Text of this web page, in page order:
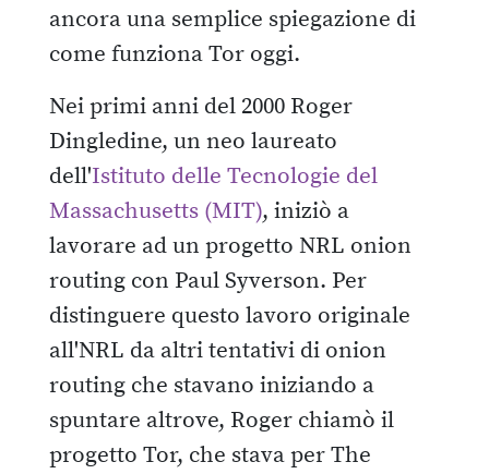
ancora una semplice spiegazione di
come funziona Tor oggi.
Nei primi anni del 2000 Roger
Dingledine, un neo laureato
dell'Istituto delle Tecnologie del
Massachusetts (MIT), iniziò a
lavorare ad un progetto NRL onion
routing con Paul Syverson. Per
distinguere questo lavoro originale
all'NRL da altri tentativi di onion
routing che stavano iniziando a
spuntare altrove, Roger chiamò il
progetto Tor, che stava per The